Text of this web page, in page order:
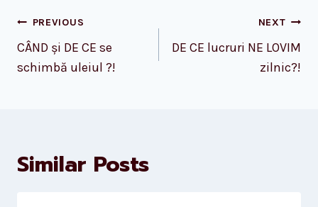
Post
navigation
PREVIOUS
CÂND și DE CE se
schimbă uleiul ?!
NEXT
DE CE lucruri NE LOVIM
zilnic?!
Similar Posts